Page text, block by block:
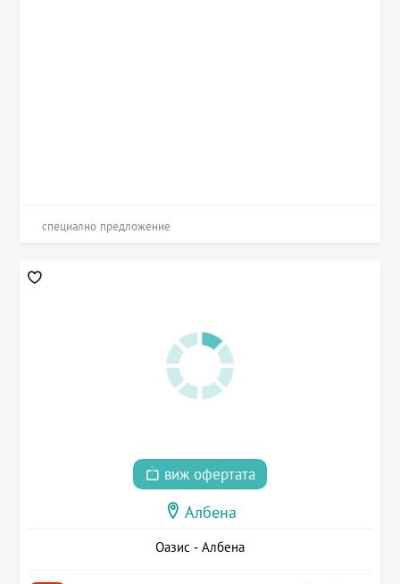
специално предложение
виж офертата
Албена
Оазис - Албена